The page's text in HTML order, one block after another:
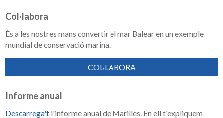
Col·labora
És a les nostres mans convertir el mar Balear en un exemple
mundial de conservació marina.
COL·LABORA
Informe anual
Descarrega't l'informe anual de Marilles. En ell t'expliquem